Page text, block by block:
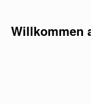
Willkommen